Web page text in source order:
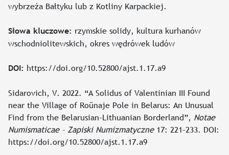
wybrzeża Bałtyku lub z Kotliny Karpackiej.
Słowa kluczowe: rzymskie solidy, kultura kurhanów
wschodniolitewskich, okres wędrówek ludów
DOI: https://doi.org/10.52800/ajst.1.17.a9
Sidarovich, V. 2022. “A Solidus of Valentinian III Found
near the Village of Roŭnaje Pole in Belarus: An Unusual
Find from the Belarusian-Lithuanian Borderland”, Notae
Numismaticae – Zapiski Numizmatyczne17: 221–233. DOI:
https://doi.org/10.52800/ajst.1.17.a9